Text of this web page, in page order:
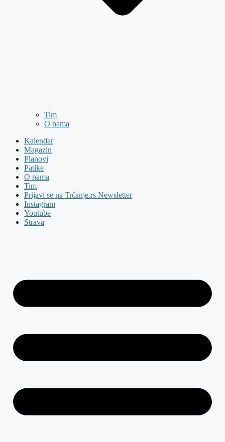
Tim
O nama
Kalendar
Magazin
Planovi
Patike
O nama
Tim
Prijavi se na Trčanje.rs Newsletter
Instagram
Youtube
Strava